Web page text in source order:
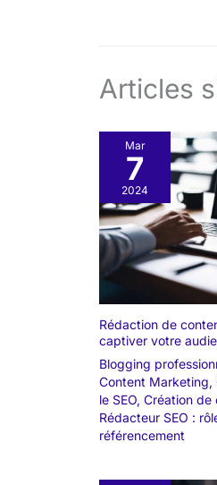
Articles
Mar
7
2024
Rédaction de
captiver votre
Blogging
Content Marketing,
le SEO, Création de
Rédacteur SEO :
référencement